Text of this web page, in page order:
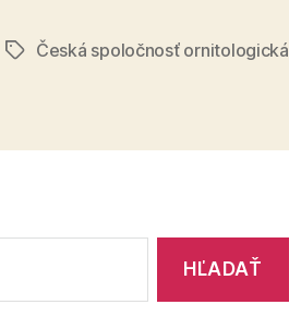
ZnačkyČeská spoločnosť ornitologická